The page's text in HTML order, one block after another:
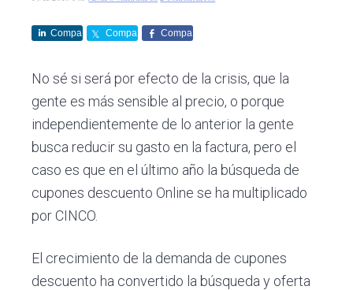
Compa
Compa
Compa
No sé si será por efecto de la crisis, que la
gente es más sensible al precio, o porque
independientemente de lo anterior la gente
busca reducir su gasto en la factura, pero el
caso es que en el último año la búsqueda de
cupones descuento Online se ha multiplicado
por CINCO.
El crecimiento de la demanda de cupones
descuento ha convertido la búsqueda y oferta